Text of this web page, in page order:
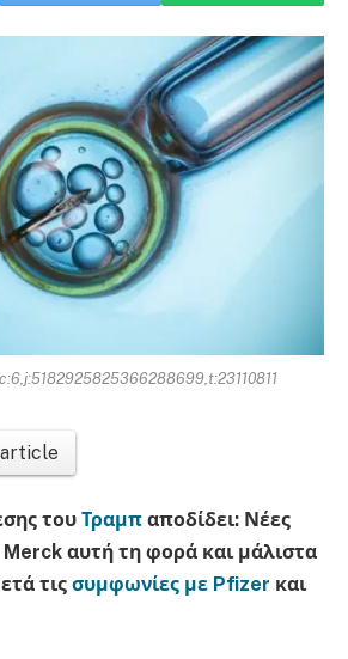
του Τραμπ αποδίδει: Νέες
αυτή τη φορά και μάλιστα
τις συμφωνίες με Pfizer και